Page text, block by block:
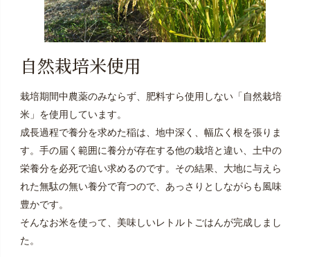
自然栽培米使用
栽培期間中農薬のみならず、肥料すら使用しない「自然栽培
米」を使用しています。
成長過程で養分を求めた稲は、地中深く、幅広く根を張りま
す。手の届く範囲に養分が存在する他の栽培と違い、土中の
栄養分を必死で追い求めるのです。その結果、大地に与えら
れた無駄の無い養分で育つので、あっさりとしながらも風味
豊かです。
そんなお米を使って、美味しいレトルトごはんが完成しまし
た。